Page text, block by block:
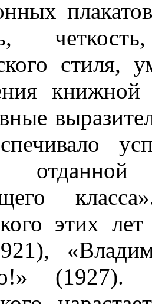
стиля,
этих